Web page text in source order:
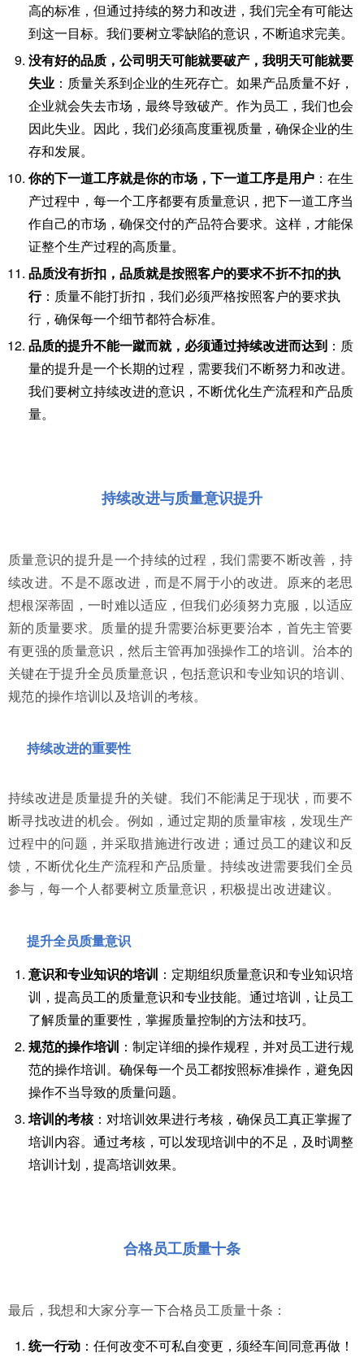
高的标准，但通过持续的努力和改进，我们完全有可能达
到这一目标。我们要树立零缺陷的意识，不断追求完美。
没有好的品质，公司明天可能就要破产，我明天可能就要
失业 ：质量关系到企业的生死存亡。如果产品质量不好，
企业就会失去市场，最终导致破产。作为员工，我们也会
因此失业。因此，我们必须高度重视质量，确保企业的生
存和发展。
你的下一道工序就是你的市场，下一道工序是用户 ：在生
产过程中，每一个工序都要有质量意识，把下一道工序当
作自己的市场，确保交付的产品符合要求。这样，才能保
证整个生产过程的高质量。
品质没有折扣，品质就是按照客户的要求不折不扣的执
行：质量不能打折扣，我们必须严格按照客户的要求执
行，确保每一个细节都符合标准。
品质的提升不能一蹴而就，必须通过持续改进而达到 ：质
量的提升是一个长期的过程，需要我们不断努力和改进。
我们要树立持续改进的意识，不断优化生产流程和产品质
量。
持续改进与质量意识提升
质量意识的提升是一个持续的过程，我们需要不断改善，持
续改进。不是不愿改进，而是不屑于小的改进。原来的老思
想根深蒂固，一时难以适应，但我们必须努力克服，以适应
新的质量要求。质量的提升需要治标更要治本，首先主管要
有更强的质量意识，然后主管再加强操作工的培训。治本的
关键在于提升全员质量意识，包括意识和专业知识的培训、
规范的操作培训以及培训的考核。
持续改进的重要性
持续改进是质量提升的关键。我们不能满足于现状，而要不
断寻找改进的机会。例如，通过定期的质量审核，发现生产
过程中的问题，并采取措施进行改进；通过员工的建议和反
馈，不断优化生产流程和产品质量。持续改进需要我们全员
参与，每一个人都要树立质量意识，积极提出改进建议。
提升全员质量意识
意识和专业知识的培训 ：定期组织质量意识和专业知识培
训，提高员工的质量意识和专业技能。通过培训，让员工
了解质量的重要性，掌握质量控制的方法和技巧。
规范的操作培训 ：制定详细的操作规程，并对员工进行规
范的操作培训。确保每一个员工都按照标准操作，避免因
操作不当导致的质量问题。
培训的考核：对培训效果进行考核，确保员工真正掌握了
培训内容。通过考核，可以发现培训中的不足，及时调整
培训计划，提高培训效果。
合格员工质量十条
最后，我想和大家分享一下合格员工质量十条：
统一行动 ：任何改变不可私自变更，须经车间同意再做！